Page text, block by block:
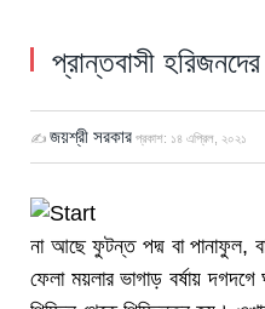
প্রান্তবাসী
✍ জয়শ্রী সরকার প্রকাশ: ১৪ এপ্রিল, ২০২১
না আছে ফুটন্ত পদ্ম বা পানাফুল,
ফেলা ময়লার ভাগাড় বর্ষায়